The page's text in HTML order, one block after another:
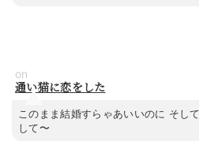
on
通い猫に恋をした
このまま結婚すらゃあいいのに そし
して〜